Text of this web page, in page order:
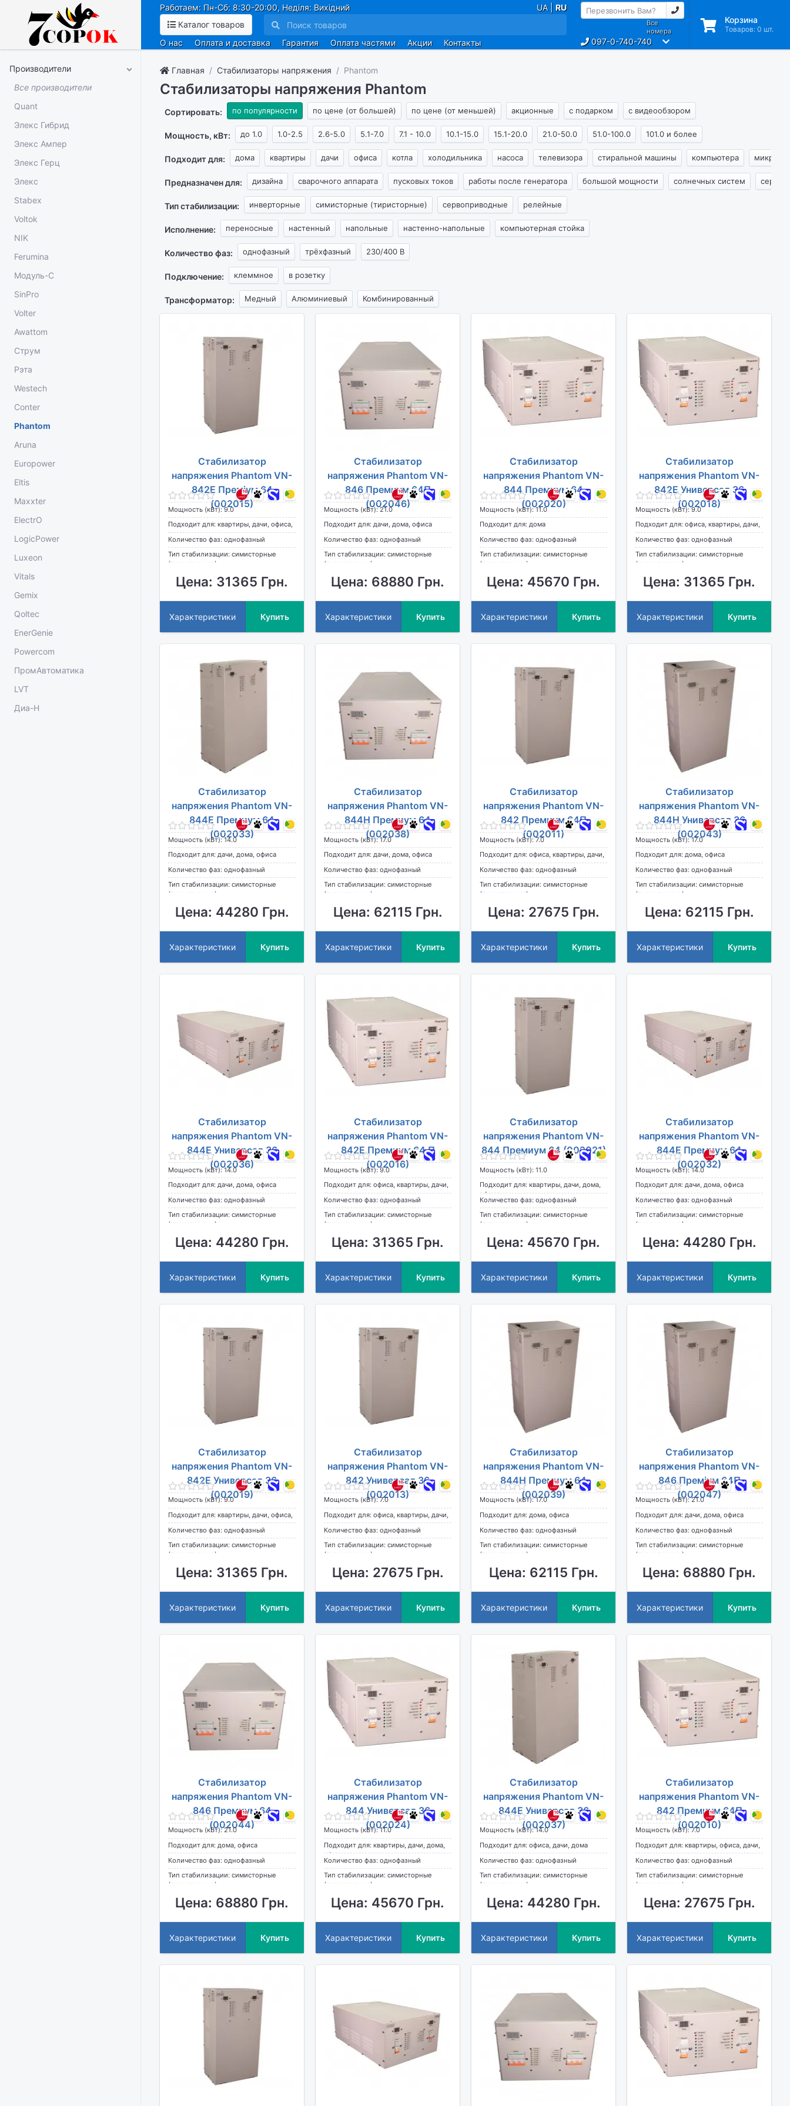
Работаем: Пн-Сб: 8:30-20:00, Неділя: Вихідний UA | RU
Каталог товаров
О нас
Оплата и доставка Гарантия Оплата частями Акции Контакты
Все
номера
097-0-740-740
Корзина
Товаров: 0 шт.
Производители
Все производители
Quant
Элекс Гибрид
Элекс Ампер
Элекс Герц
Элекс
Stabex
Voltok
NIK
Ferumina
Модуль-С
SinPro
Volter
Awattom
Струм
Рэта
Westech
Conter
Phantom
Aruna
Europower
Eltis
Maxxter
ElectrO
LogicPower
Luxeon
Vitals
Gemix
Qoltec
EnerGenie
Powercom
ПромАвтоматика
LVT
Диа-Н
Главная Стабилизаторы напряжения Phantom
Стабилизаторы напряжения Phantom
Сортировать: по популярности по цене (от большей) по цене (от меньшей) акционные с подарком с видеообзором
Мощность, кВт: до 1.0 1.0-2.5 2.6-5.0 5.1-7.0 7.1 - 10.0 10.1-15.0 15.1-20.0 21.0-50.0 51.0-100.0 101.0 и более
Подходит для: дома квартиры дачи офиса котла холодильника насоса телевизора стиральной машины компьютера
Предназначен для: дизайна сварочного аппарата пусковых токов работы после генератора большой мощности солнечных систем
Тип стабилизации: инверторные симисторные (тиристорные) сервоприводные релейные
Исполнение: переносные настенный напольные настенно-напольные компьютерная стойка
Количество фаз: однофазный трёхфазный 230/400 В
Подключение: клеммное в розетку
Трансформатор: Медный Алюминиевый Комбинированный
Стабилизатор
напряжения Phantom VN-
842E Преміум 64
(002015)
Мощность (кВт): 9.0
Подходит для: квартиры, дачи, офиса,
дома
Количество фаз: однофазный
Тип стабилизации: симисторные
(тиристорные)
Цена: 31365 Грн.
Характеристики Купить
Стабилизатор
напряжения Phantom VN-
846 Премиум 64П
(002046)
Мощность (кВт): 21.0
Подходит для: дачи, дома, офиса
Количество фаз: однофазный
Тип стабилизации: симисторные
(тиристорные)
Цена: 68880 Грн.
Характеристики Купить
Стабилизатор
напряжения Phantom VN-
844 Премиум 64
(002020)
Мощность (кВт): 11.0
Подходит для: дома
Количество фаз: однофазный
Тип стабилизации: симисторные
(тиристорные)
Цена: 45670 Грн.
Характеристики Купить
Стабилизатор
напряжения Phantom VN-
842E Универсал 36
(002018)
Мощность (кВт): 9.0
Подходит для: офиса, квартиры, дачи,
дома
Количество фаз: однофазный
Тип стабилизации: симисторные
(тиристорные)
Цена: 31365 Грн.
Характеристики Купить
Стабилизатор
напряжения Phantom VN-
844E Премиум 64
(002033)
Мощность (кВт): 14.0
Подходит для: дачи, дома, офиса
Количество фаз: однофазный
Тип стабилизации: симисторные
(тиристорные)
Цена: 44280 Грн.
Характеристики Купить
Стабилизатор
напряжения Phantom VN-
844Н Премиум 64
(002038)
Мощность (кВт): 17.0
Подходит для: дачи, дома, офиса
Количество фаз: однофазный
Тип стабилизации: симисторные
(тиристорные)
Цена: 62115 Грн.
Характеристики Купить
Стабилизатор
напряжения Phantom VN-
842 Премиум 64П
(002011)
Мощность (кВт): 7.0
Подходит для: офиса, квартиры, дачи,
дома
Количество фаз: однофазный
Тип стабилизации: симисторные
(тиристорные)
Цена: 27675 Грн.
Характеристики Купить
Стабилизатор
напряжения Phantom VN-
844Н Универсал 36
(002043)
Мощность (кВт): 17.0
Подходит для: дома, офиса
Количество фаз: однофазный
Тип стабилизации: симисторные
(тиристорные)
Цена: 62115 Грн.
Характеристики Купить
Стабилизатор
напряжения Phantom VN-
844E Универсал 36
(002036)
Мощность (кВт): 14.0
Подходит для: дачи, дома, офиса
Количество фаз: однофазный
Тип стабилизации: симисторные
(тиристорные)
Цена: 44280 Грн.
Характеристики Купить
Стабилизатор
напряжения Phantom VN-
842E Премиум 64 П
(002016)
Мощность (кВт): 9.0
Подходит для: офиса, квартиры, дачи,
дома
Количество фаз: однофазный
Тип стабилизации: симисторные
(тиристорные)
Цена: 31365 Грн.
Характеристики Купить
Стабилизатор
напряжения Phantom VN-
844 Премиум 64 (002021)
Мощность (кВт): 11.0
Подходит для: квартиры, дачи, дома,
офиса
Количество фаз: однофазный
Тип стабилизации: симисторные
(тиристорные)
Цена: 45670 Грн.
Характеристики Купить
Стабилизатор
напряжения Phantom VN-
844E Премиум 64
(002032)
Мощность (кВт): 14.0
Подходит для: дачи, дома, офиса
Количество фаз: однофазный
Тип стабилизации: симисторные
(тиристорные)
Цена: 44280 Грн.
Характеристики Купить
Стабилизатор
напряжения Phantom VN-
842E Универсал 36
(002019)
Мощность (кВт): 9.0
Подходит для: квартиры, дачи, офиса,
дома
Количество фаз: однофазный
Тип стабилизации: симисторные
(тиристорные)
Цена: 31365 Грн.
Характеристики Купить
Стабилизатор
напряжения Phantom VN-
842 Универсал 36
(002013)
Мощность (кВт): 7.0
Подходит для: офиса, квартиры, дачи,
дома
Количество фаз: однофазный
Тип стабилизации: симисторные
(тиристорные)
Цена: 27675 Грн.
Характеристики Купить
Стабилизатор
напряжения Phantom VN-
844Н Премиум 64
(002039)
Мощность (кВт): 17.0
Подходит для: дома, офиса
Количество фаз: однофазный
Тип стабилизации: симисторные
(тиристорные)
Цена: 62115 Грн.
Характеристики Купить
Стабилизатор
напряжения Phantom VN-
846 Преміум 64П
(002047)
Мощность (кВт): 21.0
Подходит для: дачи, дома, офиса
Количество фаз: однофазный
Тип стабилизации: симисторные
(тиристорные)
Цена: 68880 Грн.
Характеристики Купить
Стабилизатор
напряжения Phantom VN-
846 Премиум 64
(002044)
Мощность (кВт): 21.0
Подходит для: дома, офиса
Количество фаз: однофазный
Тип стабилизации: симисторные
(тиристорные)
Цена: 68880 Грн.
Характеристики Купить
Стабилизатор
напряжения Phantom VN-
844 Универсал 36
(002024)
Мощность (кВт): 11.0
Подходит для: квартиры, дачи, дома,
офиса
Количество фаз: однофазный
Тип стабилизации: симисторные
(тиристорные)
Цена: 45670 Грн.
Характеристики Купить
Стабилизатор
напряжения Phantom VN-
844E Универсал 36
(002037)
Мощность (кВт): 14.0
Подходит для: офиса, дачи, дома
Количество фаз: однофазный
Тип стабилизации: симисторные
(тиристорные)
Цена: 44280 Грн.
Характеристики Купить
Стабилизатор
напряжения Phantom VN-
842 Премиум 64П
(002010)
Мощность (кВт): 7.0
Подходит для: квартиры, офиса, дачи,
дома
Количество фаз: однофазный
Тип стабилизации: симисторные
(тиристорные)
Цена: 27675 Грн.
Характеристики Купить